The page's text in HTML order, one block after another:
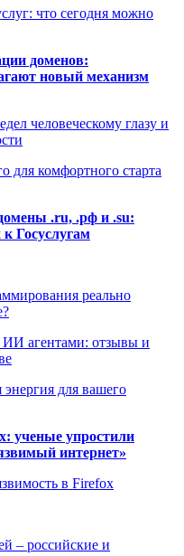
что сегодня можно
доменов:
новый механизм
человеческому глазу и
для комфортного старта
.ru, .рф и .su:
Госуслугам
реально
агентами: отзывы и
для вашего
ученые упростили
интернет»
в Firefox
– российские и